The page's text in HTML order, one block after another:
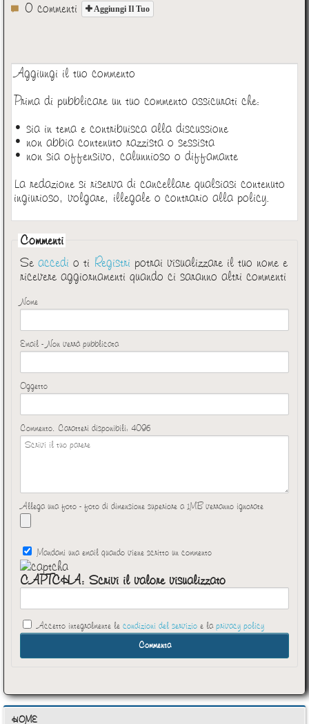
0 commenti Aggiungi Il Tuo
Aggiungi il tuo commento
Prima di pubblicare un tuo commento assicurati che:
• sia in tema e contribuisca alla discussione
• non abbia contenuto razzista o sessista
• non sia offensivo, calunnioso o diffamante
La redazione si riserva di cancellare qualsiasi contenuto
ingiurioso, volgare, illegale o contrario alla policy.
Commenti
Se accedi o ti Registri potrai visualizzare il tuo nome e
ricevere aggiornamenti quando ci saranno altri commenti
Nome
Email - Non verrà pubblicata
Oggetto
Commento. Caratteri disponibili: 4096
Allega una foto - foto di dimensione superiore a 1MB verranno ignorate
Mandami una email quando viene scritto un commento
CAPTCHA: Scrivi il valore visualizzato
Accetto integralmente le condizioni del servizio e la privacy policy
HOME